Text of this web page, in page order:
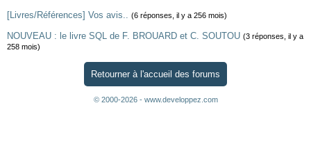
[Livres/Références] Vos avis.. (6 réponses, il y a 256 mois)
NOUVEAU : le livre SQL de F. BROUARD et C. SOUTOU (3 réponses, il y a
258 mois)
Retourner à l'accueil des forums
© 2000-2026 - www.developpez.com